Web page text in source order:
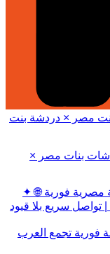
مصر × دردشة بنت
شات بنات مصر ×
سريع بلا قيود
فورية تجمع العرب